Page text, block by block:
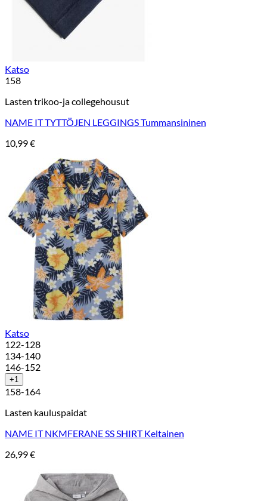
Katso
158
Lasten trikoo-ja collegehousut
NAME IT TYTTÖJEN LEGGINGS Tummansininen
10,99€
Katso
122-128
134-140
146-152
+1
158-164
Lasten kauluspaidat
NAME IT NKMFERANE SS SHIRT Keltainen
26,99€